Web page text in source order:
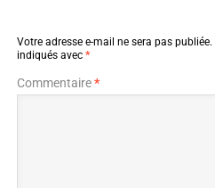
Votre adresse e-mail ne sera pas publiée.
indiqués avec *
Commentaire*